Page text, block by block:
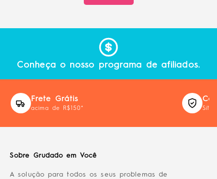
Conheça o nosso programa de afiliados.
Frete Grátis
acima de R$150* Site
Sobre Grudado em Você
A solução para todos os seus problemas de